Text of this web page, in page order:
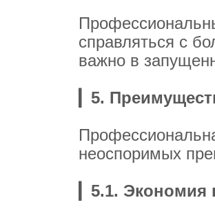
справляться с
важно в
5.
неоспоримых
5.1. Экономия